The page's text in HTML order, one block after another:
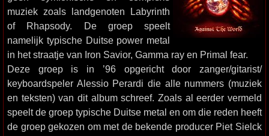
muziek zoals landgenoten Labyrinth
of Rhapsody. De groep speelt
namelijk typische Duitse power metal
in het straatje van Iron Savior, Gamma ray en Primal fear.
Deze groep is in ’96 opgericht door zanger/gitarist/
keyboardspeler Alessio Perardi die alle nummers (muziek
en teksten) van dit album schreef. Zoals al eerder vermeld
speelt de groep typische Duitse metal en om die reden heeft
de groep gekozen om met de bekende producer Piet Sielck